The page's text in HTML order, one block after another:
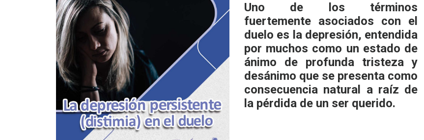
Uno de los términos
fuertemente asociados con el
duelo es la depresión, entendida
por muchos como un estado de
ánimo de profunda tristeza y
desánimo que se presenta como
consecuencia natural a raíz de
la pérdida de un ser querido.